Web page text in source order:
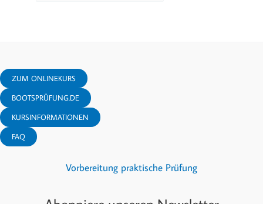
ZUM ONLINEKURS
BOOTSPRÜFUNG.DE
KURSINFORMATIONEN
FAQ
Vorbereitung praktische Prüfung